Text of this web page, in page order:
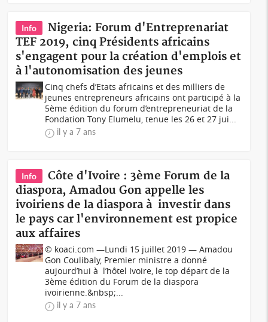
Info
Nigeria: Forum d'Entreprenariat
TEF 2019, cinq Présidents africains
s'engagent pour la création d'emplois et
à l'autonomisation des jeunes
Cinq chefs d’Etats africains et des milliers de
jeunes entrepreneurs africains ont participé à la
5ème édition du forum d’entrepreneuriat de la
Fondation Tony Elumelu, tenue les 26 et 27 jui...
il y a 7 ans
Info
Côte d'Ivoire : 3ème Forum de la
diaspora, Amadou Gon appelle les
ivoiriens de la diaspora à investir dans
le pays car l'environnement est propice
aux affaires
© koaci.com —Lundi 15 juillet 2019 — Amadou
Gon Coulibaly, Premier ministre a donné
aujourd’hui à l’hôtel Ivoire, le top départ de la
3ème édition du Forum de la diaspora
ivoirienne.&nbsp;...
il y a 7 ans